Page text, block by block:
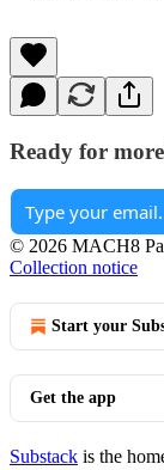
Ready for
© 2026 MACH8
Collection notice
Start your
Get the app
Substack is the